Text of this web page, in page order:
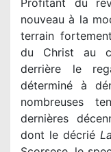
Profitant du
nouveau à la
terrain
du Christ au
derrière le
déterminé à
nombreuses
dernières
dont le décrié